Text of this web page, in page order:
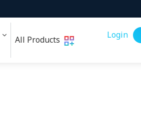
All Products Login